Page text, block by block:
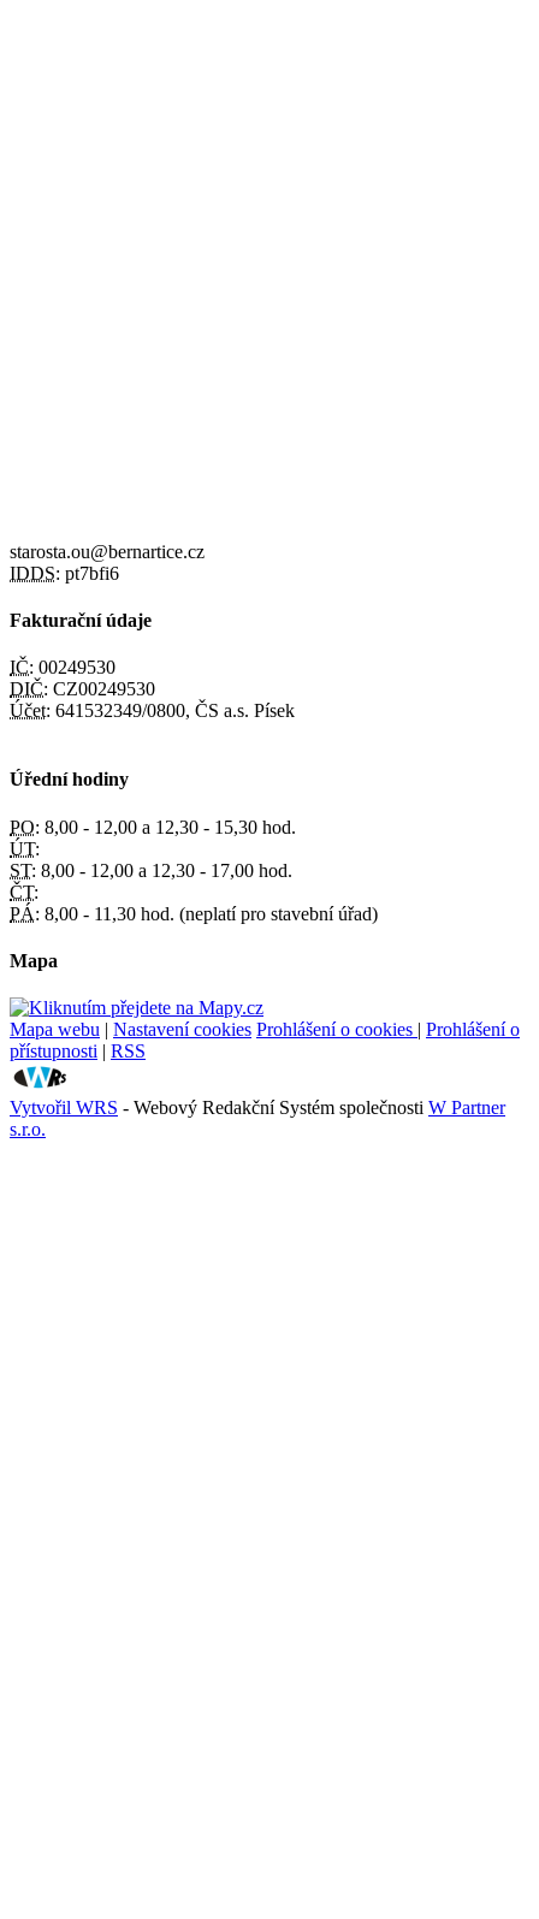
starosta.ou@bernartice.cz
IDDS: pt7bfi6
Fakturační údaje
IČ: 00249530
DIČ: CZ00249530
Účet: 641532349/0800, ČS a.s. Písek
Úřední hodiny
PO: 8,00 - 12,00 a 12,30 - 15,30 hod.
ÚT:
ST: 8,00 - 12,00 a 12,30 - 17,00 hod.
ČT:
PÁ: 8,00 - 11,30 hod. (neplatí pro stavební úřad)
Mapa
Mapa webu | Nastavení cookies Prohlášení o cookies | Prohlášení o
přístupnosti | RSS
Vytvořil WRS - Webový Redakční Systém společnosti W Partner
s.r.o.